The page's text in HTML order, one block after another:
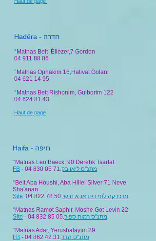
Hadéra - חדרה
° Matnas Beit Éliézer,7 Gordon
04 911 88 06
° Matnas Ophakim 16,Hativat Golani
04 621 14 95
° Matnas Beit Rishonim, Guiborim 122
04 624 81 43
Haut de page
Haifa - חיפה
° Matnas Leo Baeck, 90 Derehk Tsarfat
FB - 04 830 05 71.מתנ"ס ליאו בק
° Beit Aba Houshi, Aba Hillel Silver 71 Neve
Sha'anan
Site 04 822 78 50.מרכז קהילתי בית אבא חושי
° Matnas Ramot Saphir, Moshe Got Levin 22
Site - 04 832 85 05.מתנ"ס רמות ספיר
° Matnas Adar, Yerushalayim 29
FB - 04 862 42 31.מתנ"ס הדר